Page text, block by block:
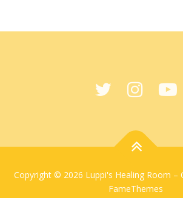
Copyright © 2026 Luppi's Healing Room –
FameThemes